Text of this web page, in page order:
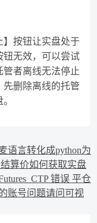
按钮让实盘处于
无效，可以尝试
者离线无法停止
删除离线的托管
语言转化成python为
算价如何获取实盘
错误 平仓
账号问题请问可视